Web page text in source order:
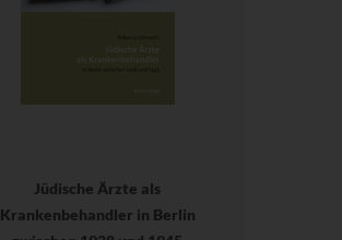
Jüdische Ärzte als
Krankenbehandler in Berlin